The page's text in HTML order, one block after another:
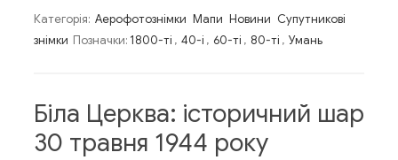
Категорія: Аерофотознімки Мапи Новини Супутникові
знімки Позначки: 1800-ті , 40-і , 60-ті , 80-ті , Умань
Біла Церква: історичний шар
30 травня 1944 року